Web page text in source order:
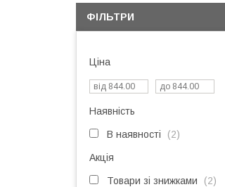
ФІЛЬТРИ
Ціна
Наявність
В наявності 2
Акція
Товари зі знижками 2